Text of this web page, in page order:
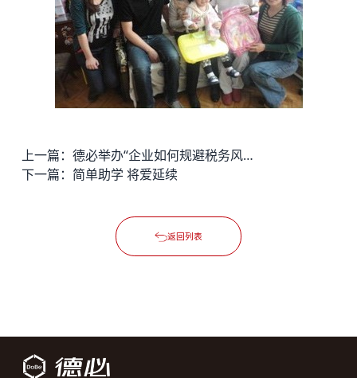
上一篇：
德必举办“企业如何规避税务风险”税务讲座
下一篇： 简单助学 将爱延续
返回列表